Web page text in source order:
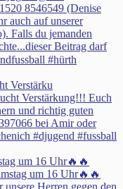
Verstärku
um 16 Uhr🔥🔥